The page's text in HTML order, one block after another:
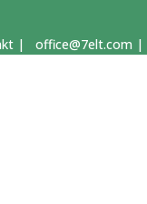
| office@7elt.com |